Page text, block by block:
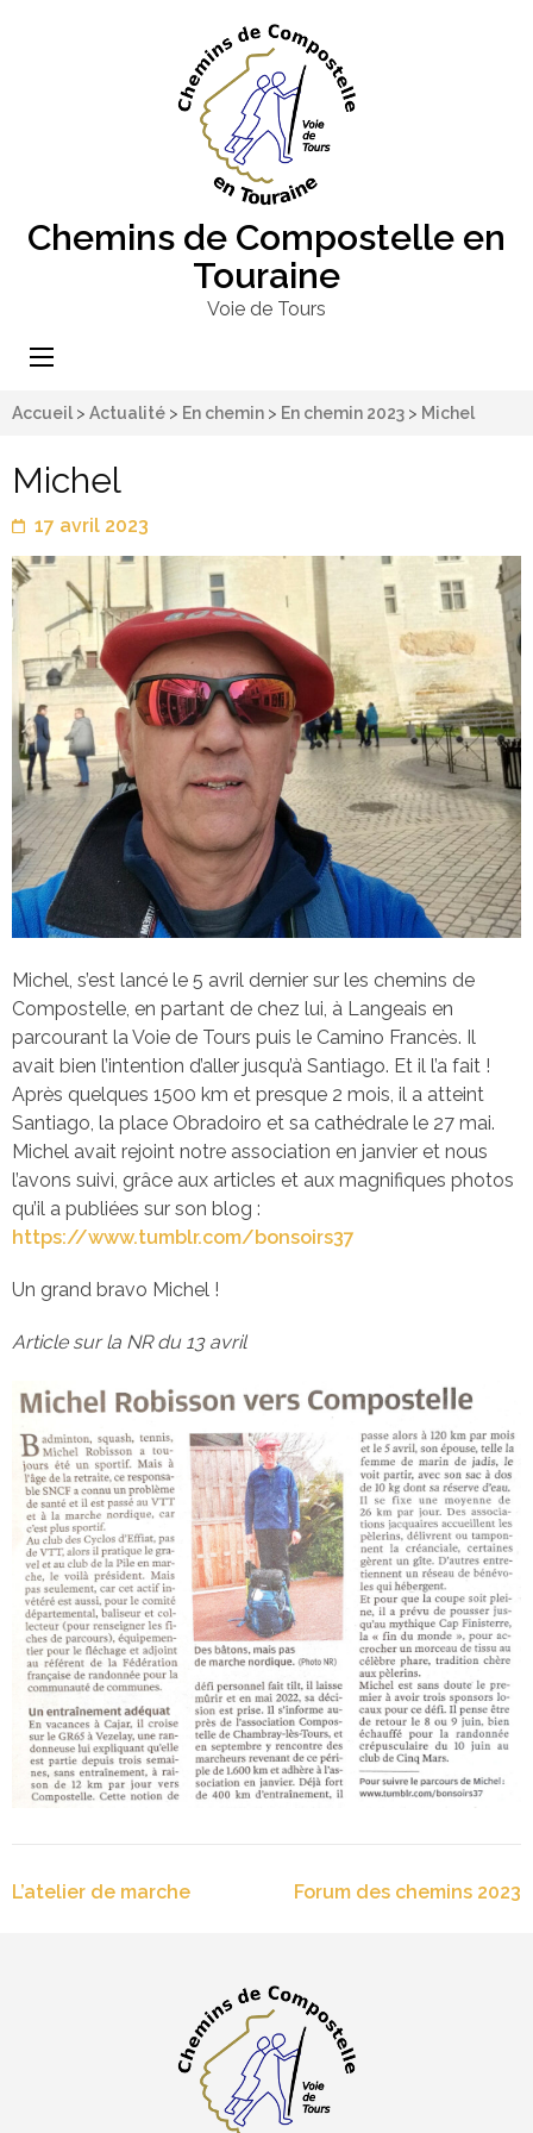
Chemins de Compostelle en
Touraine
Voie de Tours
Accueil > Actualité > En chemin > En chemin 2023 > Michel
Michel
17 avril 2023
Michel, s’est lancé le 5 avril dernier sur les chemins de
Compostelle, en partant de chez lui, à Langeais en
parcourant la Voie de Tours puis le Camino Francès. Il
avait bien l’intention d’aller jusqu’à Santiago. Et il l’a fait !
Après quelques 1500 km et presque 2 mois, il a atteint
Santiago, la place Obradoiro et sa cathédrale le 27 mai.
Michel avait rejoint notre association en janvier et nous
l’avons suivi, grâce aux articles et aux magnifiques photos
qu’il a publiées sur son blog :
https://www.tumblr.com/bonsoirs37
Un grand bravo Michel !
Article sur la NR du 13 avril
Navigation
L’atelier de marche Forum des chemins 2023